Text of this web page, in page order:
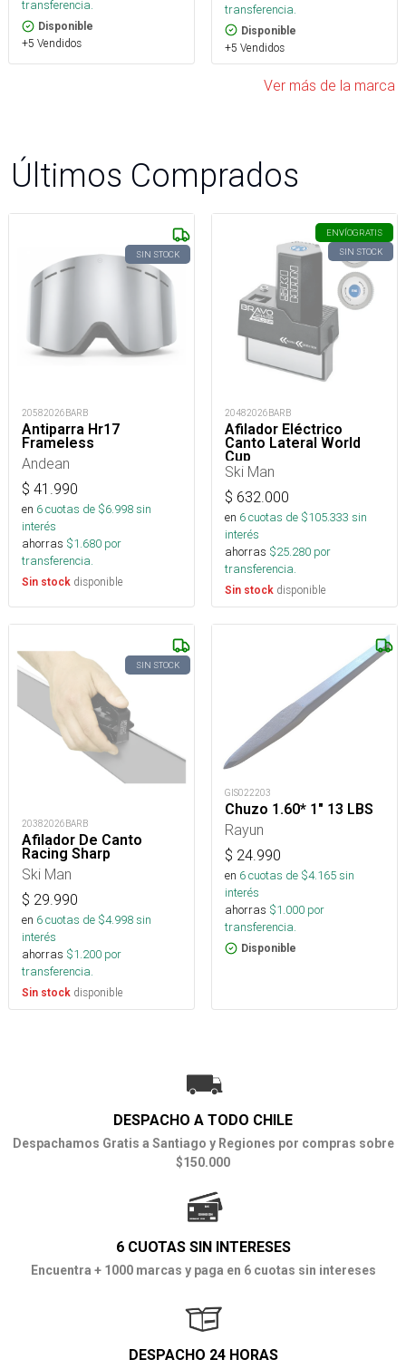
transferencia.
Disponible
+5 Vendidos
transferencia.
Disponible
+5 Vendidos
Ver más de la marca
Últimos Comprados
SIN STOCK
20582026BARB
Antiparra Hr17
Frameless
Andean
$ 41.990
en 6cuotas de $6.998sin
interés
ahorras $1.680 por
transferencia.
Sin stock disponible
ENVÍOGRATIS
SIN STOCK
20482026BARB
Afilador Eléctrico
Canto Lateral World
Cup
Ski Man
$ 632.000
en 6cuotas de $105.333 sin
interés
ahorras $25.280 por
transferencia.
Sin stock disponible
SIN STOCK
20382026BARB
Afilador De Canto
Racing Sharp
Ski Man
$ 29.990
en 6cuotas de $4.998sin
interés
ahorras $1.200 por
transferencia.
Sin stock disponible
GIS022203
Chuzo 1.60* 1" 13 LBS
Rayun
$ 24.990
en 6cuotas de $4.165sin
interés
ahorras $1.000 por
transferencia.
Disponible
DESPACHO A TODO CHILE
Despachamos Gratis a Santiago y Regiones por compras sobre
$150.000
6 CUOTAS SIN INTERESES
Encuentra + 1000 marcas y paga en 6 cuotas sin intereses
DESPACHO 24 HORAS